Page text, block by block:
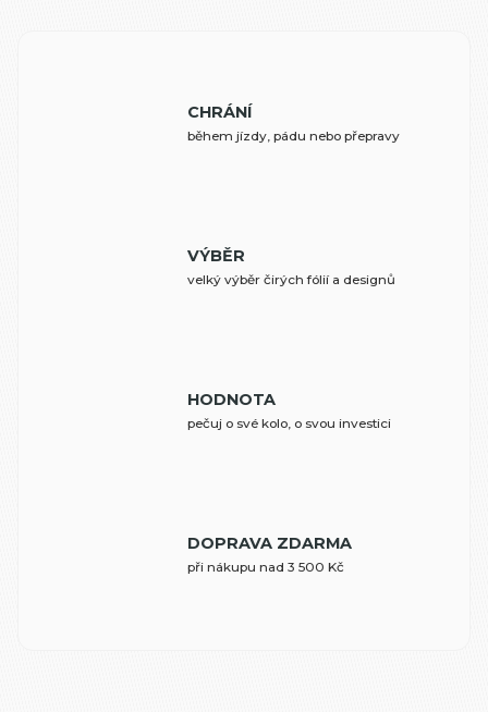
CHRÁNÍ
během jízdy, pádu nebo přepravy
VÝBĚR
velký výběr čirých fólií a designů
HODNOTA
pečuj o své kolo, o svou investici
DOPRAVA ZDARMA
při nákupu nad 3 500 Kč